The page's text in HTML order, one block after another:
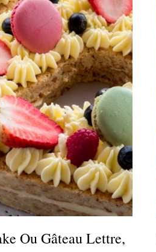
Ou Gâteau Lettre,